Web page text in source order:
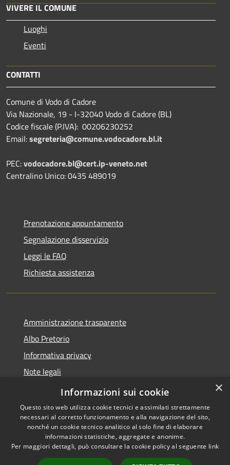
VIVERE IL COMUNE
Luoghi
Eventi
CONTATTI
Comune di Vodo di Cadore
Via Nazionale, 19 - I-32040 Vodo di Cadore (BL)
Codice fiscale (P.IVA): 00206230252
Email:segreteria@comune.vodocadore.bl.it
PEC:vodocadore.bl@cert.ip-veneto.net
Centralino Unico: 0435 489019
Prenotazione appuntamento
Segnalazione disservizio
Leggi le FAQ
Richiesta assistenza
Amministrazione trasparente
Albo Pretorio
Informativa privacy
Note legali
Dichiarazione di accessibilità
Accessibilità
Copyright © 2026 • Comune di
Vodo di Cadore • Powered by
×
Informazioni sui cookie
Questo sito web utilizza cookie tecnici e assimilati strettamente
necessari al corretto funzionamento e alla navigazione del sito,
nonché un cookie tecnico analitico al solo fine di elaborare
informazioni statistiche, aggregate e anonime.
Per maggiori dettagli, può consultare la cookie policy al seguente link